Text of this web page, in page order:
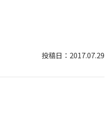
2017.07.29